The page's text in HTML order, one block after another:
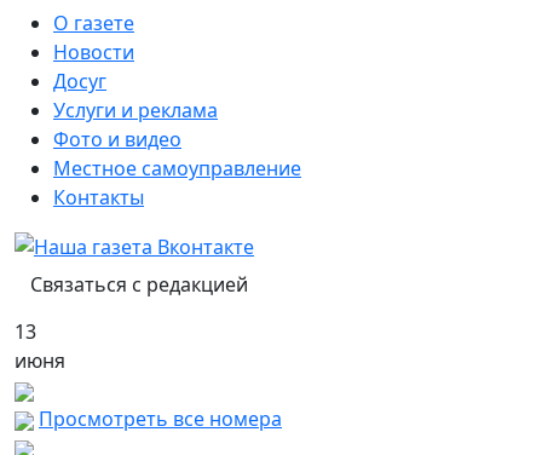
О газете
Новости
Досуг
Услуги и реклама
Фото и видео
Местное самоуправление
Контакты
Связаться с редакцией
13
июня
Просмотреть все номера